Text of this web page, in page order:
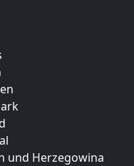
und Herzegowina